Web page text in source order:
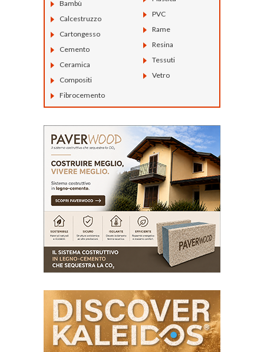
Bambù
Calcestruzzo
Cartongesso
Cemento
Ceramica
Compositi
Fibrocemento
PVC
Rame
Resina
Tessuti
Vetro